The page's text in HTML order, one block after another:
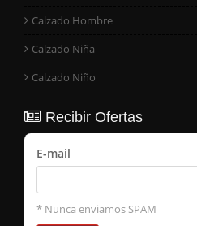
Calzado Hombre
Calzado Niña
Calzado Niño
Recibir Ofertas
E-mail
* Nunca enviamos SPAM